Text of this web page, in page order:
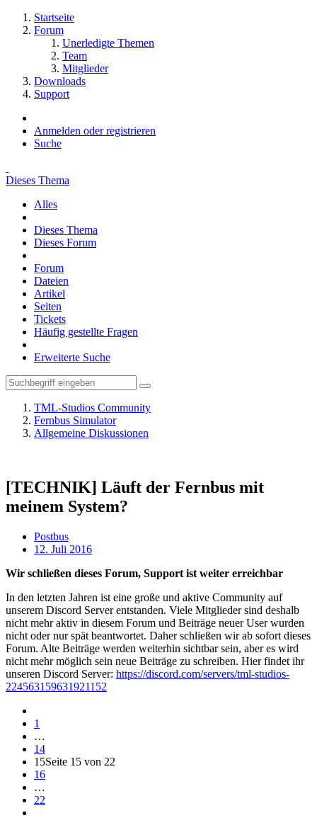
Startseite
Forum
Unerledigte Themen
Team
Mitglieder
Downloads
Support
Anmelden oder registrieren
Suche
Dieses Thema
Alles
Dieses Thema
Dieses Forum
Forum
Dateien
Artikel
Seiten
Tickets
Häufig gestellte Fragen
Erweiterte Suche
TML-Studios Community
Fernbus Simulator
Allgemeine Diskussionen
[TECHNIK] Läuft der Fernbus mit
meinem System?
Postbus
12. Juli 2016
Wir schließen dieses Forum, Support ist weiter erreichbar
In den letzten Jahren ist eine große und aktive Community auf
unserem Discord Server entstanden. Viele Mitglieder sind deshalb
nicht mehr aktiv in diesem Forum und Beiträge neuer User wurden
nicht oder nur spät beantwortet. Daher schließen wir ab sofort dieses
Forum. Alte Beiträge werden weiterhin sichtbar sein, aber es wird
nicht mehr möglich sein neue Beiträge zu schreiben. Hier findet ihr
unseren Discord Server: https://discord.com/servers/tml-studios-
224563159631921152
1
…
14
15Seite 15 von 22
16
…
22